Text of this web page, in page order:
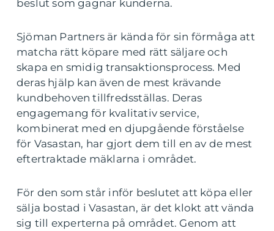
beslut som gagnar kunderna.
Sjöman Partners är kända för sin förmåga att
matcha rätt köpare med rätt säljare och
skapa en smidig transaktionsprocess. Med
deras hjälp kan även de mest krävande
kundbehoven tillfredsställas. Deras
engagemang för kvalitativ service,
kombinerat med en djupgående förståelse
för Vasastan, har gjort dem till en av de mest
eftertraktade mäklarna i området.
För den som står inför beslutet att köpa eller
sälja bostad i Vasastan, är det klokt att vända
sig till experterna på området. Genom att